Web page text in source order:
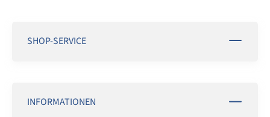
SHOP-SERVICE
INFORMATIONEN